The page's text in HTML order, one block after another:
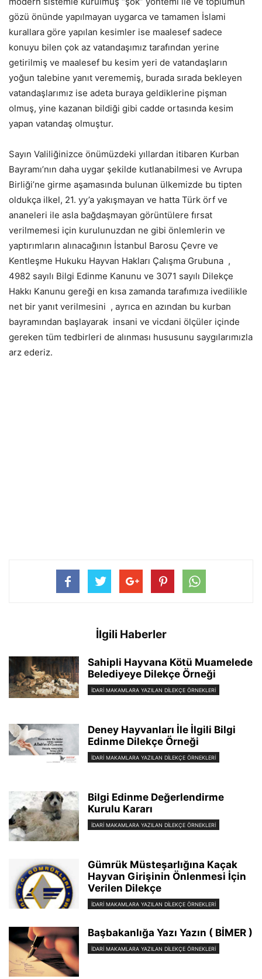
gözü önünde yapılmayan uygarca ve tamamen İslami
kurallara göre yapılan kesimler ise maalesef sadece
konuyu bilen çok az vatandaşımız tarafından yerine
getirilmiş ve maalesef bu kesim yeri de vatandaşların
yoğun talebine yanıt verememiş, burada sırada bekleyen
vatandaşlarımız ise adeta buraya geldiklerine pişman
olmuş, yine kazanan bildiği gibi cadde ortasında kesim
yapan vatandaş olmuştur.
Sayın Valiliğinizce önümüzdeki yıllardan itibaren Kurban
Bayramı’nın daha uygar şekilde kutlanabilmesi ve Avrupa
Birliği’ne girme aşamasında bulunan ülkemizde bu tipten
oldukça ilkel, 21. yy’a yakışmayan ve hatta Türk örf ve
ananeleri ile asla bağdaşmayan görüntülere fırsat
verilmemesi için kurulunuzdan ne gibi önlemlerin ve
yaptırımların alınacağının İstanbul Barosu Çevre ve
Kentleşme Hukuku Hayvan Hakları Çalışma Grubuna ,
4982 sayılı Bilgi Edinme Kanunu ve 3071 sayılı Dilekçe
Hakkı Kanunu gereği en kısa zamanda tarafımıza ivedilikle
net bir yanıt verilmesini , ayrıca en azından bu kurban
bayramından başlayarak insani ve vicdani ölçüler içinde
gereken tüm tedbirleri de alınması hususunu saygılarımızla
arz ederiz.
İlgili Haberler
Sahipli Hayvana Kötü Muamelede
Belediyeye Dilekçe Örneği
İDARİ MAKAMLARA YAZILAN DİLEKÇE ÖRNEKLERİ
Deney Hayvanları İle İlgili Bilgi
Edinme Dilekçe Örneği
İDARİ MAKAMLARA YAZILAN DİLEKÇE ÖRNEKLERİ
Bilgi Edinme Değerlendirme
Kurulu Kararı
İDARİ MAKAMLARA YAZILAN DİLEKÇE ÖRNEKLERİ
Gümrük Müsteşarlığına Kaçak
Hayvan Girişinin Önlenmesi İçin
Verilen Dilekçe
İDARİ MAKAMLARA YAZILAN DİLEKÇE ÖRNEKLERİ
Başbakanlığa Yazı Yazın ( BİMER )
İDARİ MAKAMLARA YAZILAN DİLEKÇE ÖRNEKLERİ